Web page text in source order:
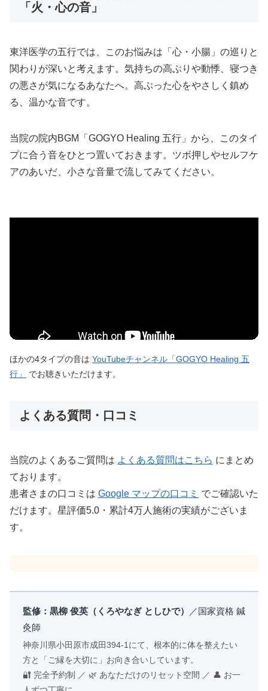
「火・心の音」
東洋医学の五行では、このお悩みは「心・小腸」の巡りと
関わりが深いと考えます。気持ちの高ぶりや動悸、寝つき
の悪さが気になるあなたへ。高ぶった心をやさしく鎮め
る、温かな音です。
当院の院内BGM「GOGYO Healing 五行」から、このタイ
プに合う音をひとつ置いておきます。ツボ押しやセルフケ
アのあいだ、小さな音量で流してみてください。
ほかの4タイプの音は YouTubeチャンネル「GOGYO Healing 五
行」
でお聴きいただけます。
よくある質問・口コミ
当院のよくあるご質問は よくある質問はこちら にまとめ
ております。
患者さまの口コミは Google マップの口コミ でご確認いた
だけます。星評価5.0・累計4万人施術の実績がございま
す。
監修：黒柳 俊英（くろやなぎ としひで）
／国家資格 鍼
灸師
神奈川県小田原市成田394-1にて、根本的に体を整えたい
方と「ご縁を大切に」お向き合いしています。
🔐 完全予約制 ／ 🌿 あなただけのリセット空間 ／ 👤 お一